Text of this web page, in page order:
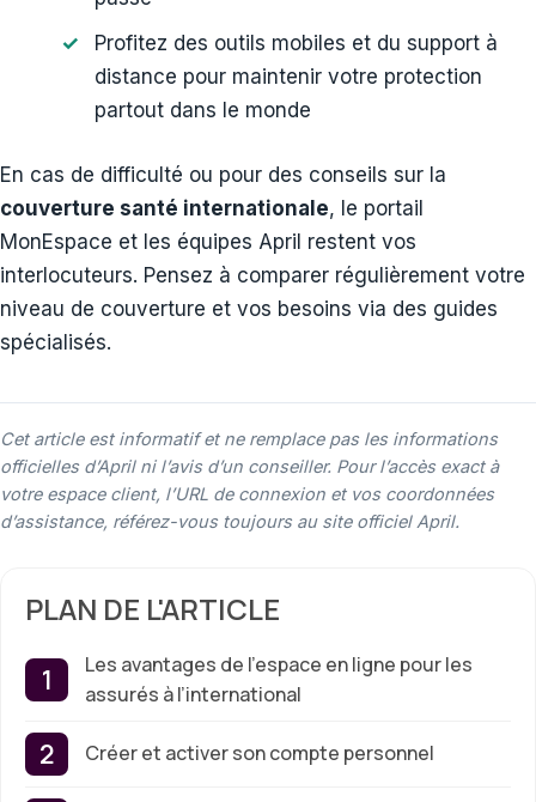
Profitez des outils mobiles et du support à
distance pour maintenir votre protection
partout dans le monde
En cas de difficulté ou pour des conseils sur la
couverture santé internationale, le portail
MonEspace et les équipes April restent vos
interlocuteurs. Pensez à comparer régulièrement votre
niveau de couverture et vos besoins via des guides
spécialisés.
Cet article est informatif et ne remplace pas les informations
officielles d’April ni l’avis d’un conseiller. Pour l’accès exact à
votre espace client, l’URL de connexion et vos coordonnées
d’assistance, référez-vous toujours au site officiel April.
PLAN DE L'ARTICLE
Les avantages de l’espace en ligne pour les
assurés à l’international
Créer et activer son compte personnel